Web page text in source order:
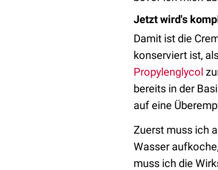
Jetzt wird's
Damit ist die
konserviert ist,
Propylenglycol
bereits in der
auf eine
Zuerst muss ich
Wasser
muss ich die